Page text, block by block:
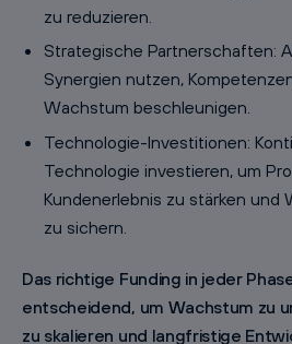
zu reduzieren.
Strategische Partnerschaften:
Synergien nutzen,
Wachstum beschleunigen.
Technologie-Investitionen:
Technologie investieren, um
Kundenerlebnis zu stärken
zu sichern.
Das richtige Funding in jeder
entscheidend, um Wachstum zu
zu skalieren und langfristige